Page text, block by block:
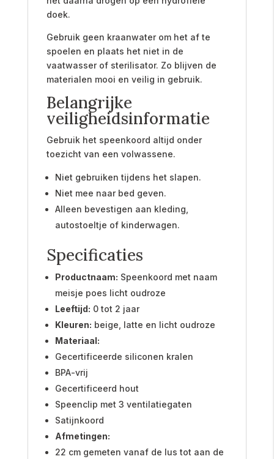
doek.
Gebruik geen kraanwater om het af te
spoelen en plaats het niet in de
vaatwasser of sterilisator. Zo blijven de
materialen mooi en veilig in gebruik.
Belangrijke
veiligheidsinformatie
Gebruik het speenkoord altijd onder
toezicht van een volwassene.
Niet gebruiken tijdens het slapen.
Niet mee naar bed geven.
Alleen bevestigen aan kleding,
autostoeltje of kinderwagen.
Specificaties
Productnaam: Speenkoord met naam
meisje poes licht oudroze
Leeftijd: 0 tot 2 jaar
Kleuren: beige, latte en licht oudroze
Materiaal:
Gecertificeerde siliconen kralen
BPA-vrij
Gecertificeerd hout
Speenclip met 3 ventilatiegaten
Satijnkoord
Afmetingen:
22 cm gemeten vanaf de lus tot aan de